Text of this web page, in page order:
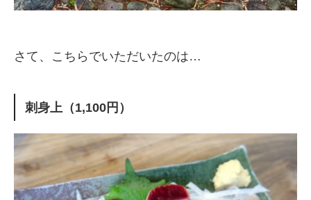
さて、こちらでいただいたのは…
刺身上（1,100円）